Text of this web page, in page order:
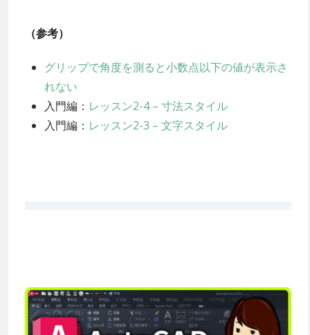
（参考）
グリップで角度を測ると小数点以下の値が表示さ
れない
入門編： レッスン2-4 – 寸法スタイル
入門編： レッスン2-3 – 文字スタイル